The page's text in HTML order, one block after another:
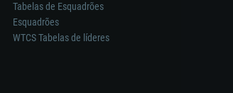
Tabelas de Esquadrões
Esquadrões
WTCS Tabelas de líderes